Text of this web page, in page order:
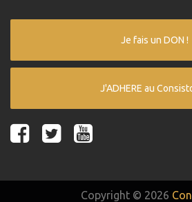
Je fais un DON !
J'ADHERE au
Copyright © 2026